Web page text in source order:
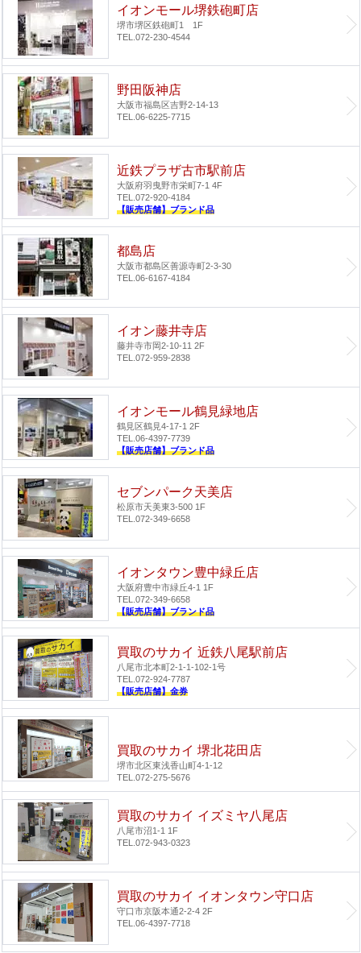
イオンモール堺鉄砲町店
堺市堺区鉄砲町1 1F
TEL.072-230-4544
野田阪神店
大阪市福島区吉野2-14-13
TEL.06-6225-7715
近鉄プラザ古市駅前店
大阪府羽曳野市栄町7-1 4F
TEL.072-920-4184
【販売店舗】ブランド品
都島店
大阪市都島区善源寺町2-3-30
TEL.06-6167-4184
イオン藤井寺店
藤井寺市岡2-10-11 2F
TEL.072-959-2838
イオンモール鶴見緑地店
鶴見区鶴見4-17-1 2F
TEL.06-4397-7739
【販売店舗】ブランド品
セブンパーク天美店
松原市天美東3-500 1F
TEL.072-349-6658
イオンタウン豊中緑丘店
大阪府豊中市緑丘4-1 1F
TEL.072-349-6658
【販売店舗】ブランド品
買取のサカイ 近鉄八尾駅前店
八尾市北本町2-1-1-102-1号
TEL.072-924-7787
【販売店舗】金券
買取のサカイ 堺北花田店
堺市北区東浅香山町4-1-12
TEL.072-275-5676
買取のサカイ イズミヤ八尾店
八尾市沼1-1 1F
TEL.072-943-0323
買取のサカイ イオンタウン守口店
守口市京阪本通2-2-4 2F
TEL.06-4397-7718